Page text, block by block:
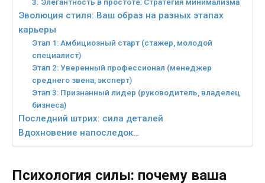
Эволюция стиля: Ваш образ на разных этапах
карьеры
Этап 1: Амбициозный старт (стажер, молодой
специалист)
Этап 2: Уверенный профессионал (менеджер
среднего звена, эксперт)
Этап 3: Признанный лидер (руководитель, владелец
бизнеса)
Последний штрих: сила деталей
Вдохновение напоследок…
Психология силы: почему ваша